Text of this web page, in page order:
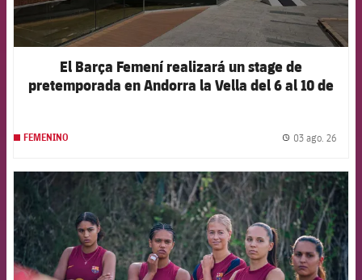
El Barça Femení realizará un stage de
pretemporada en Andorra la Vella del 6 al 10 de
FEMENINO 03 ago. 26
FCB Barcelona badge